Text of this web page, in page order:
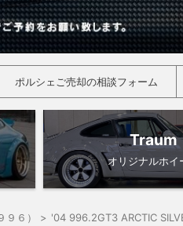
ポルシェご売却の相談フォーム
Traum
オリジナルホイ
６） > '04 996.2GT3 ARCTIC